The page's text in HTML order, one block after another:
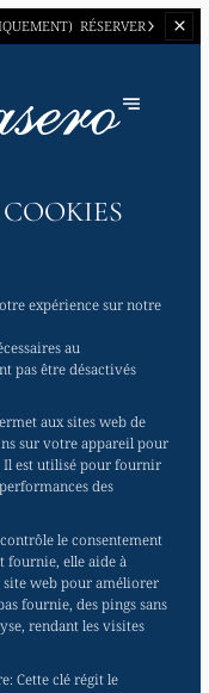
RÉSERVER
expérience sur notre
au
pas être désactivés
aux sites web de
sur votre appareil pour
Il est utilisé pour fournir
des
le consentement
fournie, elle aide à
web pour améliorer
fournie, des pings sans
rendant les visites
: Cette clé régit le